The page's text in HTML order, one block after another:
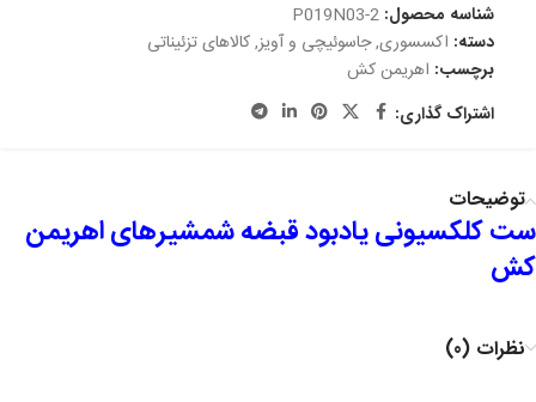
شناسه محصول: P019N03-2
دسته: اکسسوری,جاسوئیچی و آویز,کالاهای تزئیناتی
برچسب: اهریمن کش
اشتراک گذاری:
توضیحات
ست کلکسیونی یادبود قبضه شمشیرهای اهریمن
کش
نظرات (0)